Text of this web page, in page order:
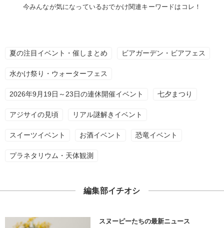
今みんなが気になっているおでかけ関連キーワードはコレ！
夏の注目イベント・催しまとめ ビアガーデン・ビアフェス
水かけ祭り・ウォーターフェス
2026年9月19日～23日の連休開催イベント 七夕まつり
アジサイの見頃 リアル謎解きイベント
スイーツイベント お酒イベント 恐竜イベント
プラネタリウム・天体観測
編集部イチオシ
スヌーピーたちの最新ニュース